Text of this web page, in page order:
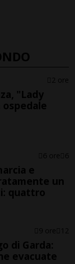
2 ore
"Lady
6 ore 6
e
un
quattro
9 ore 12
di Garda:
evacuate